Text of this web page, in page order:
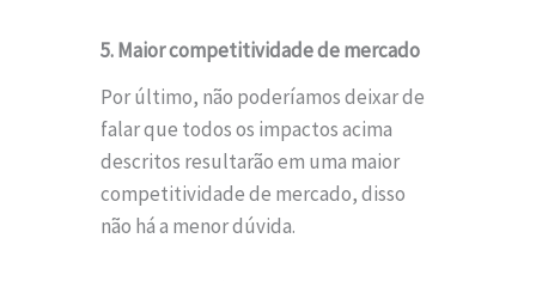
5. Maior competitividade de mercado
Por último, não poderíamos deixar de
falar que todos os impactos acima
descritos resultarão em uma maior
competitividade de mercado, disso
não há a menor dúvida.